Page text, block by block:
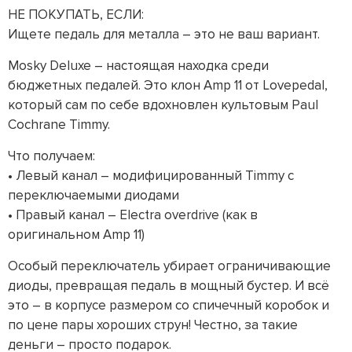
НЕ ПОКУПАТЬ, ЕСЛИ:
Ищете педаль для металла – это не ваш вариант.
Mosky Deluxe – настоящая находка среди
бюджетных педалей. Это клон Amp 11 от Lovepedal,
который сам по себе вдохновлен культовым Paul
Cochrane Timmy.
Что получаем:
• Левый канал – модифицированный Timmy с
переключаемыми диодами
• Правый канал – Electra overdrive (как в
оригинальном Amp 11)
Особый переключатель убирает ограничивающие
диоды, превращая педаль в мощный бустер. И всё
это – в корпусе размером со спичечный коробок и
по цене пары хороших струн! Честно, за такие
деньги – просто подарок.